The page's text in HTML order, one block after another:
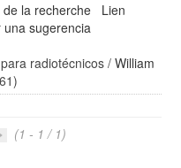
la recherche
Lien
una sugerencia
radiotécnicos /William
(1 - 1 / 1)